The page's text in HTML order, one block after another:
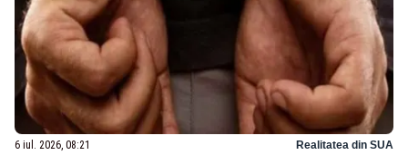
6 iul. 2026, 08:21 Realitatea din SUA